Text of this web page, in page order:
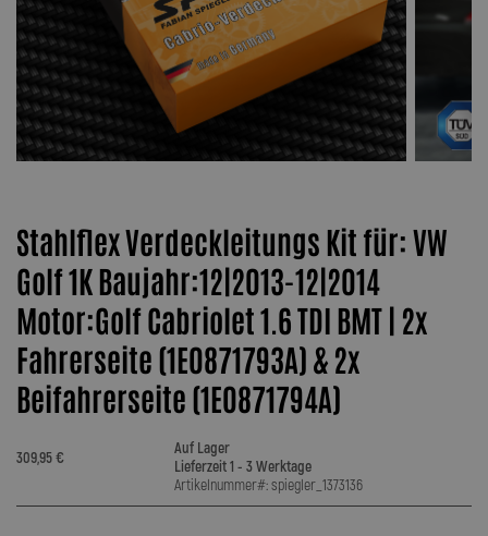
Stahlflex Verdeckleitungs Kit für: VW
Golf 1K Baujahr:12|2013-12|2014
Motor:Golf Cabriolet 1.6 TDI BMT | 2x
Fahrerseite (1E0871793A) & 2x
Beifahrerseite (1E0871794A)
309,95 €
Auf Lager
Lieferzeit 1 - 3 Werktage
Artikelnummer#: spiegler_1373136